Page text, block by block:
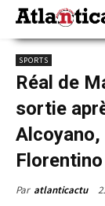
SPORTS
Réal de
sortie
Alcoyano,
Par atlanticactu